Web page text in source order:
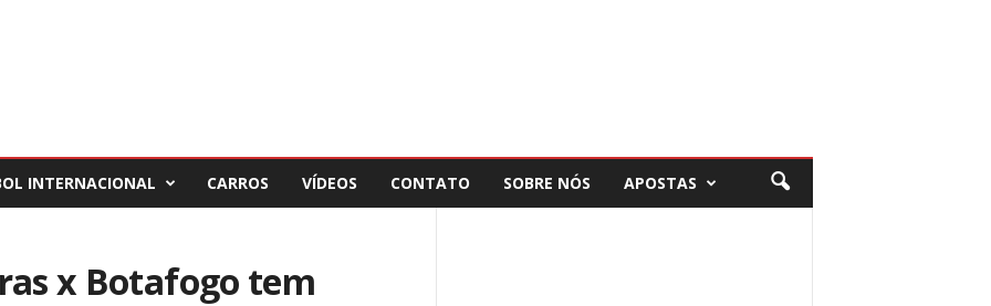
INTERNACIONAL CARROS VÍDEOS CONTATO SOBRE NÓS APOSTAS
x Botafogo tem